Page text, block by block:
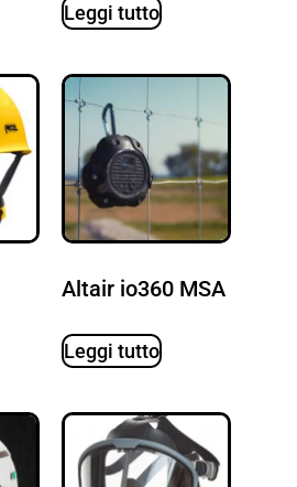
Leggi tutto
Altair io360 MSA
Leggi tutto